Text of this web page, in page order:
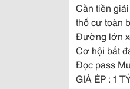
Cần tiền
thổ cư toàn
Đường lớn
Cơ hội bắt
Đọc pass
GIÁ ÉP : 1